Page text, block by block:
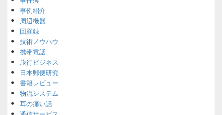
事例紹介
周辺機器
回顧録
技術ノウハウ
携帯電話
旅行ビジネス
日本郵便研究
書籍レビュー
物流システム
耳の痛い話